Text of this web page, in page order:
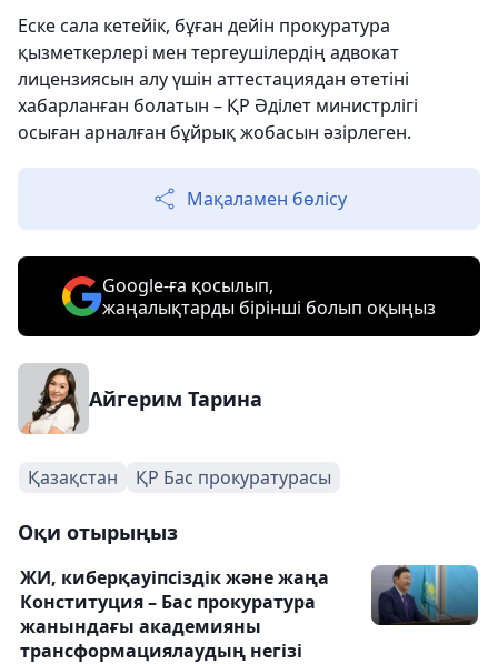
Еске сала кетейік, бұған дейін прокуратура
қызметкерлері мен тергеушілердің адвокат
лицензиясын алу үшін аттестациядан өтетіні
хабарланған болатын – ҚР Әділет министрлігі
осыған арналған бұйрық жобасын әзірлеген.
Мақаламен бөлісу
Google-ға қосылып,
жаңалықтарды бірінші болып оқыңыз
Айгерим Тарина
Қазақстан ҚР Бас прокуратурасы
Оқи отырыңыз
ЖИ, киберқауіпсіздік және жаңа
Конституция – Бас прокуратура
жанындағы академияны
трансформациялаудың негізі